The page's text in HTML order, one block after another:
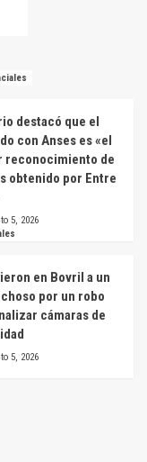
destacó que el
con Anses es «el
reconocimiento de
obtenido por Entre
5, 2026
en Bovril a un
por un robo
cámaras de
5, 2026